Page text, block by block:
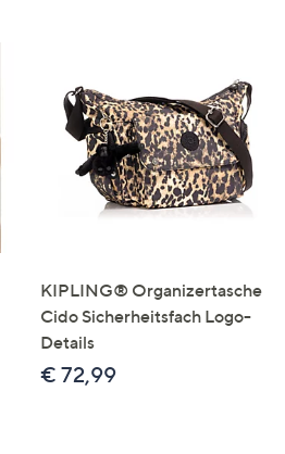
KIPLING® Organizertasche
Cido Sicherheitsfach Logo-
Details
€ 72,99